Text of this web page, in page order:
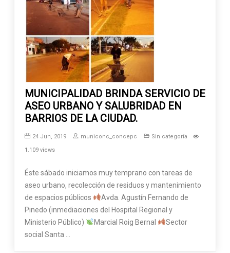
MUNICIPALIDAD BRINDA SERVICIO DE
ASEO URBANO Y SALUBRIDAD EN
BARRIOS DE LA CIUDAD.
24 Jun, 2019 municonc_concepc
Sin categoría
1.109 views
Éste sábado iniciamos muy temprano con tareas de
aseo urbano, recolección de residuos y mantenimiento
de espacios públicos
Avda. Agustín Fernando de
Pinedo (inmediaciones del Hospital Regional y
Ministerio Público)
Marcial Roig Bernal
Sector
social Santa …